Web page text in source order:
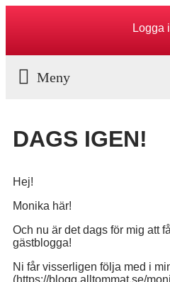
Logga
DAGS IGEN!
Hej!
Monika här!
Och nu är det dags för mig att
gästblogga!
Ni får visserligen följa med i
(https://blogg.alltommat.se/